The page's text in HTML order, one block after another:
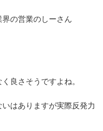
の営業のしーさん
良さそうですよね。
はありますが実際反発力